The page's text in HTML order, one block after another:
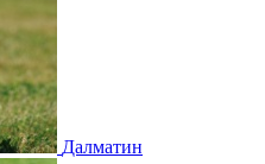
Далматин